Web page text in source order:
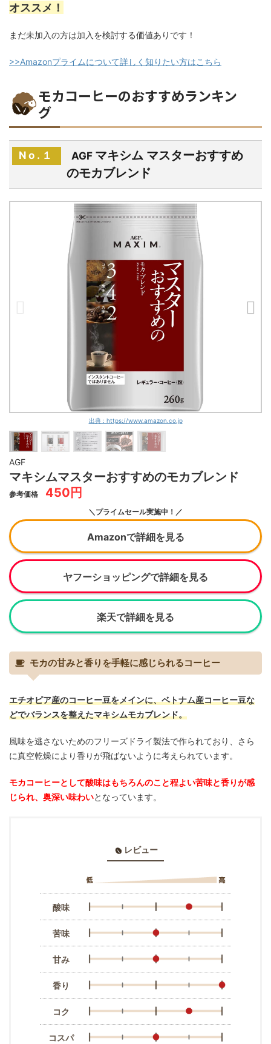
オススメ！
まだ未加入の方は加入を検討する価値ありです！
>>Amazonプライムについて詳しく知りたい方はこちら
モカコーヒーのおすすめランキン
グ
No.１ AGF マキシム マスターおすすめ
のモカブレンド
出典 : https://www.amazon.co.jp
AGF
マキシムマスターおすすめのモカブレンド
参考価格 450円
＼プライムセール実施中！／
Amazonで詳細を見る
ヤフーショッピングで詳細を見る
楽天で詳細を見る
モカの甘みと香りを手軽に感じられるコーヒー
エチオピア産のコーヒー豆をメインに、ベトナム産コーヒー豆な
どでバランスを整えたマキシムモカブレンド。
風味を逃さないためのフリーズドライ製法で作られており、さら
に真空乾燥により香りが飛ばないように考えられています。
モカコーヒーとして酸味はもちろんのこと程よい苦味と香りが感
じられ、奥深い味わいとなっています。
レビュー
酸味
苦味
甘み
香り
コク
コスパ